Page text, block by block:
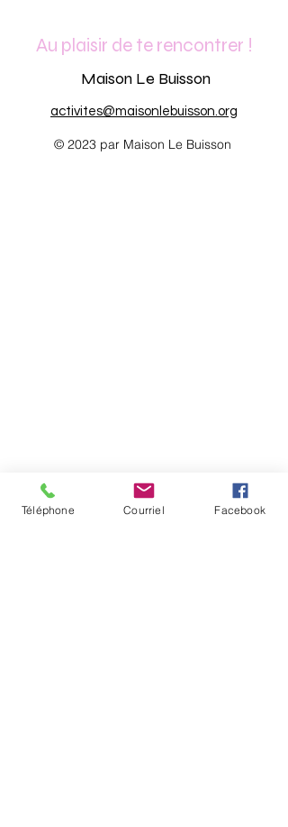
Au plaisir de te rencontrer !
Maison Le Buisson
activites@maisonlebuisson.org
© 2023 par Maison Le Buisson
Téléphone Courriel Facebook